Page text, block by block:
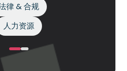
律 & 合规
人力资源